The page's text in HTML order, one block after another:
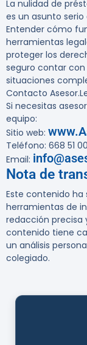
La nulidad de
es un asunto
Entender cómo
herramientas
proteger los
seguro contar
situaciones
Contacto
Si necesitas
equipo:
Sitio web:
Teléfono: 668 51
Email:
Nota de
Este contenido ha
herramientas de
redacción precisa
contenido tiene
un análisis
colegiado.